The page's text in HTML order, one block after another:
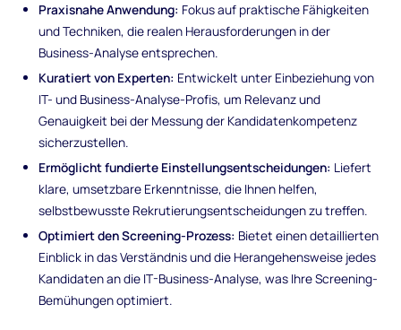
Praxisnahe Anwendung: Fokus auf praktische Fähigkeiten
und Techniken, die realen Herausforderungen in der
Business-Analyse entsprechen.
Kuratiert von Experten: Entwickelt unter Einbeziehung von
IT- und Business-Analyse-Profis, um Relevanz und
Genauigkeit bei der Messung der Kandidatenkompetenz
sicherzustellen.
Ermöglicht fundierte Einstellungsentscheidungen: Liefert
klare, umsetzbare Erkenntnisse, die Ihnen helfen,
selbstbewusste Rekrutierungsentscheidungen zu treffen.
Optimiert den Screening-Prozess: Bietet einen detaillierten
Einblick in das Verständnis und die Herangehensweise jedes
Kandidaten an die IT-Business-Analyse, was Ihre Screening-
Bemühungen optimiert.